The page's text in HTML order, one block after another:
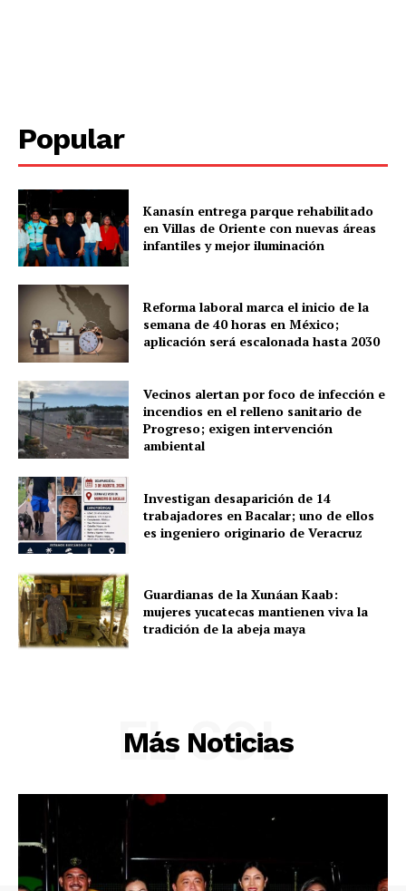
SUBSCRIBE NOW
Menú
Yucatán
Sociedad y Negocios
Policíacas
Política
Municipios
Popular
Kanasín entrega parque rehabilitado
en Villas de Oriente con nuevas áreas
infantiles y mejor iluminación
Reforma laboral marca el inicio de la
semana de 40 horas en México;
aplicación será escalonada hasta 2030
Vecinos alertan por foco de infección e
incendios en el relleno sanitario de
Progreso; exigen intervención
ambiental
Investigan desaparición de 14
trabajadores en Bacalar; uno de ellos
es ingeniero originario de Veracruz
Guardianas de la Xunáan Kaab:
mujeres yucatecas mantienen viva la
tradición de la abeja maya
Más Noticias
EL SOL